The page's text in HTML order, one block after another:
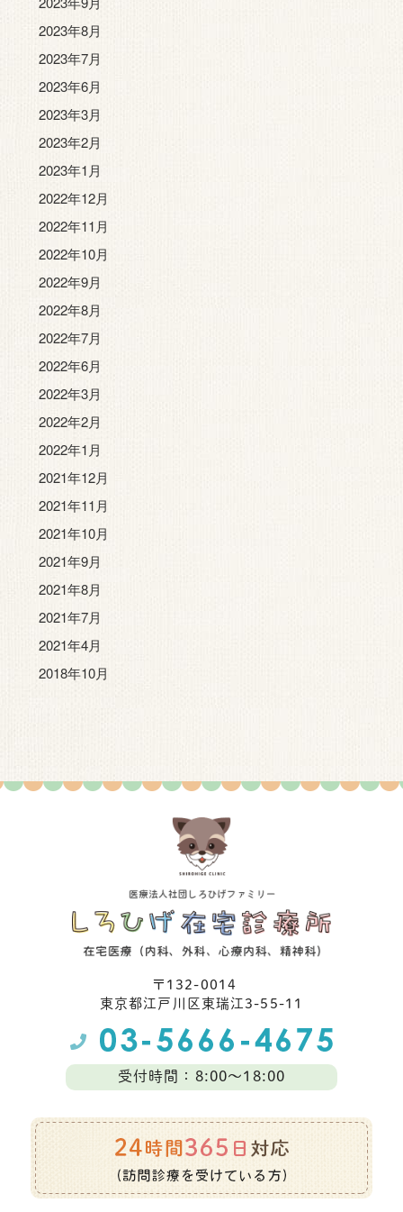
2023年8月
2023年7月
2023年6月
2023年3月
2023年2月
2023年1月
2022年12月
2022年11月
2022年10月
2022年9月
2022年8月
2022年7月
2022年6月
2022年3月
2022年2月
2022年1月
2021年12月
2021年11月
2021年10月
2021年9月
2021年8月
2021年7月
2021年4月
2018年10月
〒132-0014
東京都江⼾川区東瑞江3-55-11
受付時間：8:00～18:00